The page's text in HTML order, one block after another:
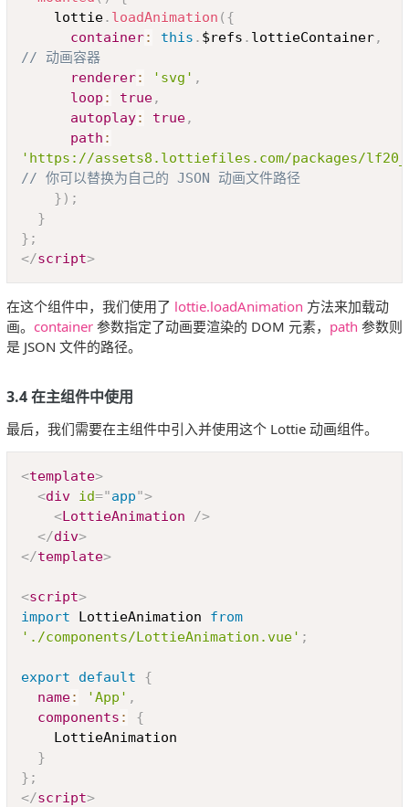
    lottie
. loadAnimation ( {
container: this . $refs . lottieContainer,
// 动画容器
renderer: 'svg' ,
loop : true,
autoplay: true,
path :
'https://assets8.lottiefiles.com/packages/
// 你可以替换为自己的 JSON 动画文件路径
} ) ;
}
} ;
</script>
在这个组件中，我们使用了 lottie.loadAnimation 方法来加载动
画。 container 参数指定了动画要渲染的 DOM 元素， path 参数则
是 JSON 文件的路径。
3.4 在主组件中使用
最后，我们需要在主组件中引入并使用这个 Lottie 动画组件。
<template>
<div id="app">
<LottieAnimation
/>
</div>
</template>
<script>
import LottieAnimation from
'./components/LottieAnimation.vue' ;
export default
{
name: 'App' ,
components :
{
}
} ;
</script>